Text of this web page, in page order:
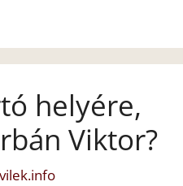
helyére,
Viktor?